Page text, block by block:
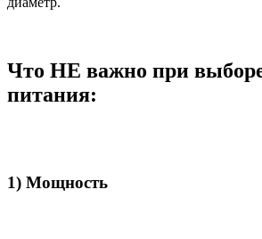
Что НЕ важно при
питания:
1) Мощность